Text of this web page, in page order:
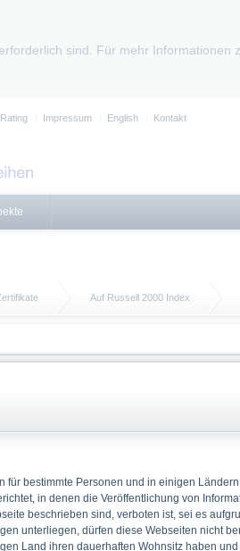
sind. Für mehr Informationen
Impressum English Kontakt
Auf Russell 2000 Index
Russell 2000 Index
Aktion wählen
Cap Anfangsreferenzstand Ref.
bestimmte Personen und in einigen
in denen die Veröffentlichung von
beschrieben sind, verboten ist, sei es
unterliegen, dürfen diese Webseiten nicht
Land ihren dauerhaften Wohnsitz haben